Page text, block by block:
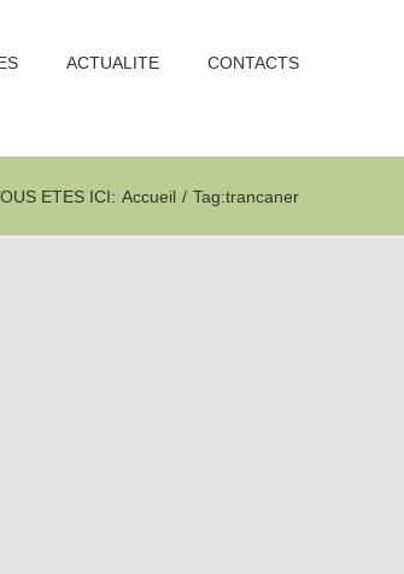
ACTUALITE CONTACTS
ETES ICI: Accueil / Tag:trancaner